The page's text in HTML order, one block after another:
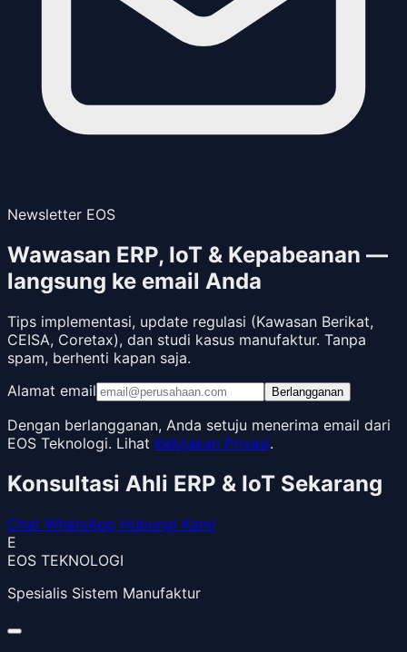
Newsletter EOS
Wawasan ERP, IoT & Kepabeanan —
langsung ke email Anda
Tips implementasi, update regulasi (Kawasan Berikat,
CEISA, Coretax), dan studi kasus manufaktur. Tanpa
spam, berhenti kapan saja.
Alamat email
Berlangganan
Dengan berlangganan, Anda setuju menerima email dari
EOS Teknologi. Lihat Kebijakan Privasi.
Konsultasi Ahli ERP & IoT Sekarang
Chat WhatsApp Hubungi Kami
E
EOS TEKNOLOGI
Spesialis Sistem Manufaktur